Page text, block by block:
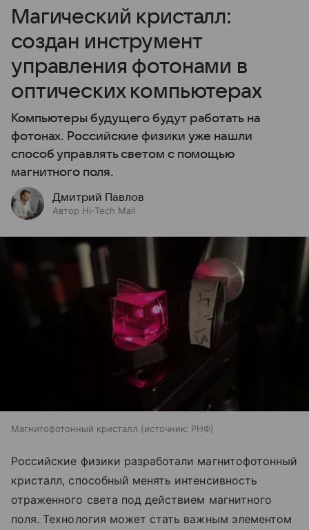
Магический кристалл:
создан инструмент
управления фотонами в
оптических компьютерах
Компьютеры будущего будут работать на
фотонах. Российские физики уже нашли
способ управлять светом с помощью
магнитного поля.
Дмитрий Павлов
Автор Hi-Tech Mail
Магнитофотонный кристалл источник: РНФ
Российские физики разработали магнитофотонный
кристалл, способный менять интенсивность
отраженного света под действием магнитного
поля. Технология может стать важным элементом